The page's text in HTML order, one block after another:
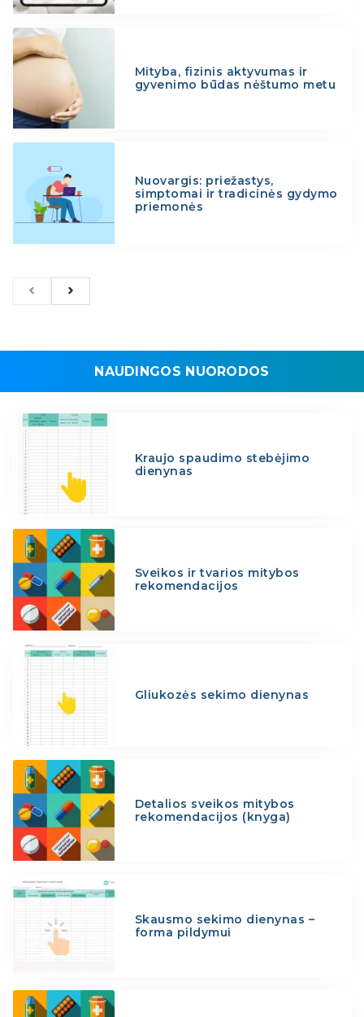
Mityba, fizinis aktyvumas ir
gyvenimo būdas nėštumo metu
Nuovargis: priežastys,
simptomai ir tradicinės gydymo
priemonės
NAUDINGOS NUORODOS
Kraujo spaudimo stebėjimo
dienynas
Sveikos ir tvarios mitybos
rekomendacijos
Gliukozės sekimo dienynas
Detalios sveikos mitybos
rekomendacijos (knyga)
Skausmo sekimo dienynas –
forma pildymui